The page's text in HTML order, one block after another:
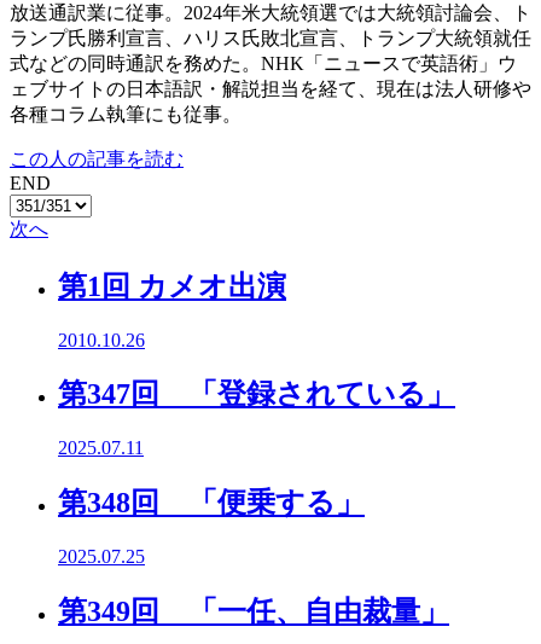
放送通訳業に従事。2024年米大統領選では大統領討論会、ト
ランプ氏勝利宣言、ハリス氏敗北宣言、トランプ大統領就任
式などの同時通訳を務めた。NHK「ニュースで英語術」ウ
ェブサイトの日本語訳・解説担当を経て、現在は法人研修や
各種コラム執筆にも従事。
この人の記事を読む
END
次へ
第1回 カメオ出演
2010.10.26
第347回 「登録されている」
2025.07.11
第348回 「便乗する」
2025.07.25
第349回 「一任、自由裁量」